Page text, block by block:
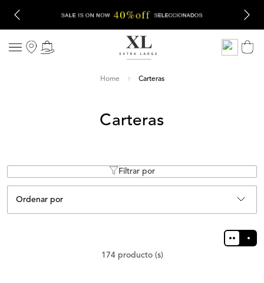
Carteras
Carteras
Filtrar por
Ordenar por
174